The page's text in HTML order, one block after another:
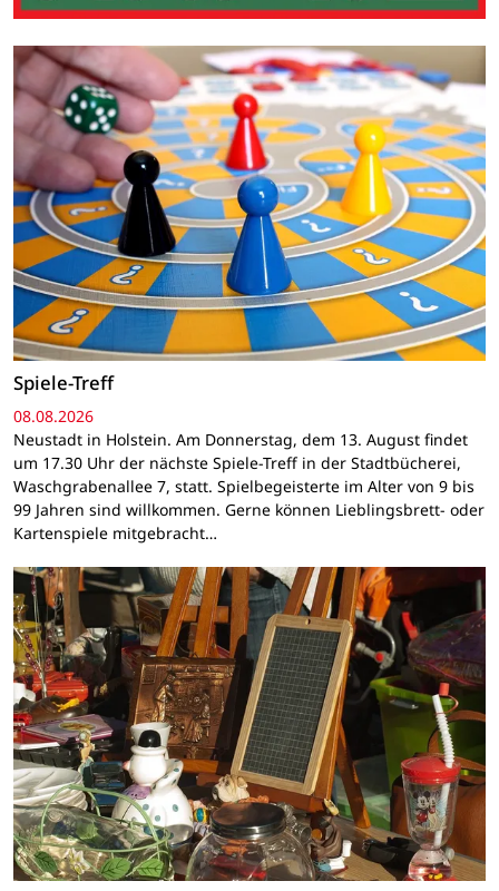
Spiele-Treff
08.08.2026
Neustadt in Holstein. Am Donnerstag, dem 13. August findet
um 17.30 Uhr der nächste Spiele-Treff in der Stadtbücherei,
Waschgrabenallee 7, statt. Spielbegeisterte im Alter von 9 bis
99 Jahren sind willkommen. Gerne können Lieblingsbrett- oder
Kartenspiele mitgebracht…